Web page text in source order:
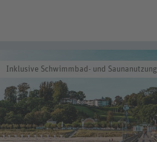
Inklusive Schwimmbad- und Saunanutzung